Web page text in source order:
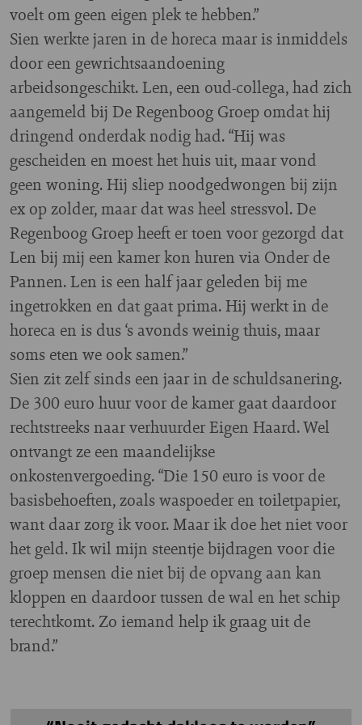
voelt om geen eigen plek te hebben.”
Sien werkte jaren in de horeca maar is inmiddels
door een gewrichtsaandoening
arbeidsongeschikt. Len, een oud-collega, had zich
aangemeld bij De Regenboog Groep omdat hij
dringend onderdak nodig had. “Hij was
gescheiden en moest het huis uit, maar vond
geen woning. Hij sliep noodgedwongen bij zijn
ex op zolder, maar dat was heel stressvol. De
Regenboog Groep heeft er toen voor gezorgd dat
Len bij mij een kamer kon huren via Onder de
Pannen. Len is een half jaar geleden bij me
ingetrokken en dat gaat prima. Hij werkt in de
horeca en is dus ‘s avonds weinig thuis, maar
soms eten we ook samen.”
Sien zit zelf sinds een jaar in de schuldsanering.
De 300 euro huur voor de kamer gaat daardoor
rechtstreeks naar verhuurder Eigen Haard. Wel
ontvangt ze een maandelijkse
onkostenvergoeding. “Die 150 euro is voor de
basisbehoeften, zoals waspoeder en toiletpapier,
want daar zorg ik voor. Maar ik doe het niet voor
het geld. Ik wil mijn steentje bijdragen voor die
groep mensen die niet bij de opvang aan kan
kloppen en daardoor tussen de wal en het schip
terechtkomt. Zo iemand help ik graag uit de
brand.”